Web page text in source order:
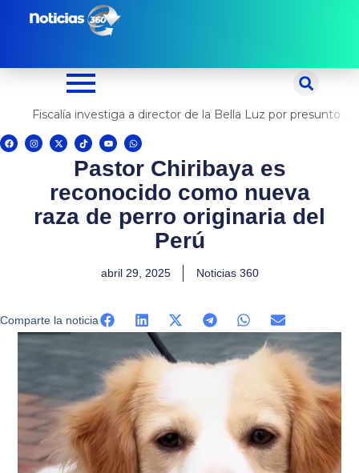
Fiscalía investiga a director de la Bella Luz por presunto abuso contra cantante Naldy Saldaña
F
a
c
I
n
s
X
-
t
t
e
T
i
k
t
o
Y
o
u
t
u
e
W
h
a
t
s
p
p
Pastor Chiribaya es
reconocido como nueva
raza de perro originaria del
Perú
abril 29, 2025 Noticias 360
Comparte la noticia